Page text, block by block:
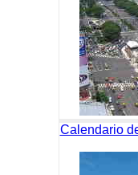
Calendario